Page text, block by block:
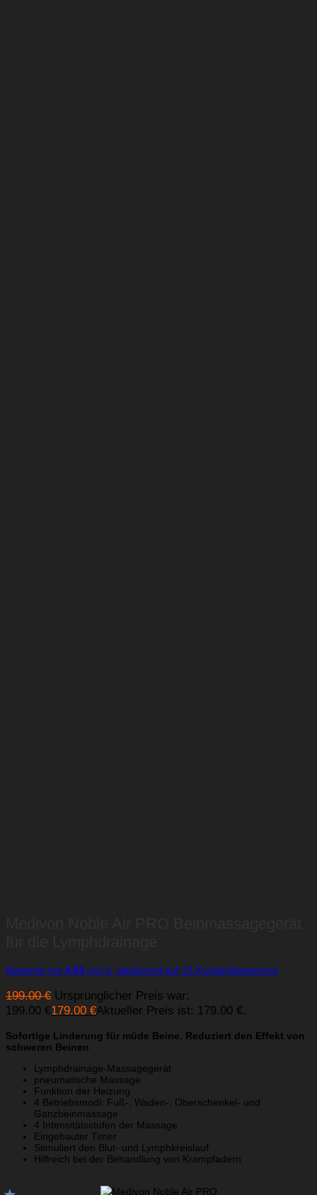
Bewertet mit 4.93 von 5, basierend auf 15 Kundenbewertung
199.00€ Ursprünglicher Preis war:
199.00 €179.00 €Aktueller Preis ist: 179.00 €.
Sofortige Linderung für müde Beine. Reduziert den Effekt von
schweren Beinen
Lymphdrainage-Massagegerät
pneumatische Massage
Funktion der Heizung
4 Betriebsmodi: Fuß-, Waden-, Oberschenkel- und
Ganzbeinmassage
4 Intensitätsstufen der Massage
Eingebauter Timer
Stimuliert den Blut- und Lymphkreislauf
Hilfreich bei der Behandlung von Krampfadern